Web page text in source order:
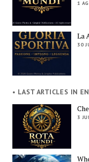
1
La
30
• LAST ARTICLES IN
3